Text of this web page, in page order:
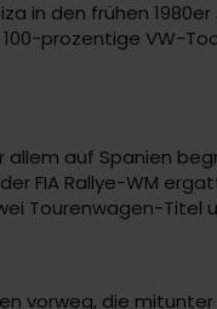
in den frühen
prozentige VW-
auf Spanien
FIA Rallye-WM
Tourenwagen-Titel
vorweg, die